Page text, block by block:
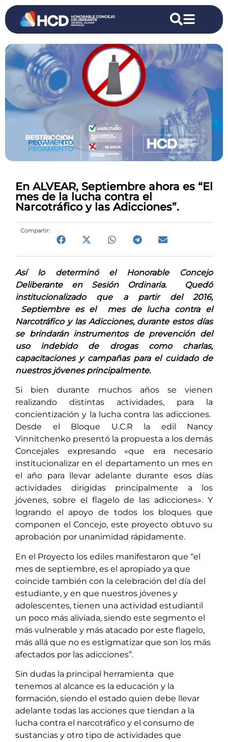
En ALVEAR, Septiembre ahora es “El
mes de la lucha contra el
Narcotráfico y las Adicciones”.
Compartir:
Así lo determinó el Honorable Concejo
Deliberante en Sesión Ordinaria. Quedó
institucionalizado que a partir del 2016,
Septiembre es el mes de lucha contra el
Narcotráfico y las Adicciones, durante estos días
se brindarán instrumentos de prevención del
uso indebido de drogas como charlas,
capacitaciones y campañas para el cuidado de
nuestros jóvenes principalmente.
Si bien durante muchos años se vienen
realizando distintas actividades, para la
concientización y la lucha contra las adicciones.
Desde el Bloque U.C.R la edil Nancy
Vinnitchenko presentó la propuesta a los demás
Concejales expresando «que era necesario
institucionalizar en el departamento un mes en
el año para llevar adelante durante esos días
actividades dirigidas principalmente a los
jóvenes, sobre el flagelo de las adicciones». Y
logrando el apoyo de todos los bloques que
componen el Concejo, este proyecto obtuvo su
aprobación por unanimidad rápidamente.
En el Proyecto los ediles manifestaron que “el
mes de septiembre, es el apropiado ya que
coincide también con la celebración del día del
estudiante, y en que nuestros jóvenes y
adolescentes, tienen una actividad estudiantil
un poco más aliviada, siendo este segmento el
más vulnerable y más atacado por este flagelo,
más allá que no es estigmatizar que son los más
afectados por las adicciones”.
Sin dudas la principal herramienta que
tenemos al alcance es la educación y la
formación, siendo el estado quien debe llevar
adelante todas las acciones que tiendan a la
lucha contra el narcotráfico y el consumo de
sustancias y otro tipo de actividades que